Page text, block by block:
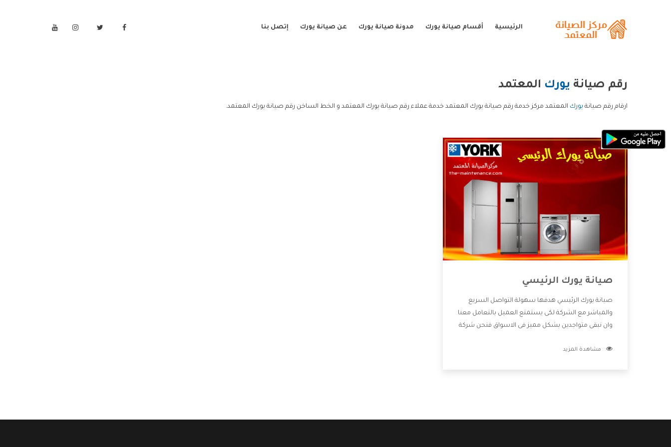
الرئيسية أقسام صيانة يورك مدونة صيانة يورك عن صيانة يورك إتصل بنا
رقم صيانة يورك المعتمد
ارقام رقم صيانة يورك المعتمد مركز خدمة رقم صيانة يورك المعتمد خدمة عملاء رقم صيانة يورك المعتمد و الخط الساخن رقم صيانة يورك المعتمد.
صيانة يورك الرئيسي
صيانة يورك الرئيسي هدفها سهولة التواصل السريع
والمباشر مع الشركة لكى يستمتع العميل بالتعامل معنا
وان نبقى متواجدين بشكل مميز فى الاسواق فنحن شركة
بالخدمات التى تنفرد الشركة بها والتى تكون منها خدمة
مشاهدة المزيد